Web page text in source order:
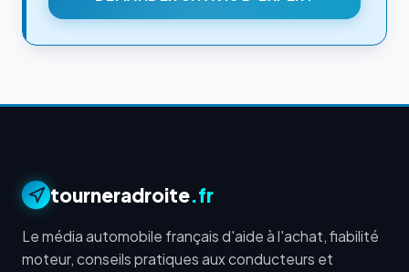
tourneradroite.fr
Le média automobile français d'aide à l'achat, fiabilité
moteur, conseils pratiques aux conducteurs et